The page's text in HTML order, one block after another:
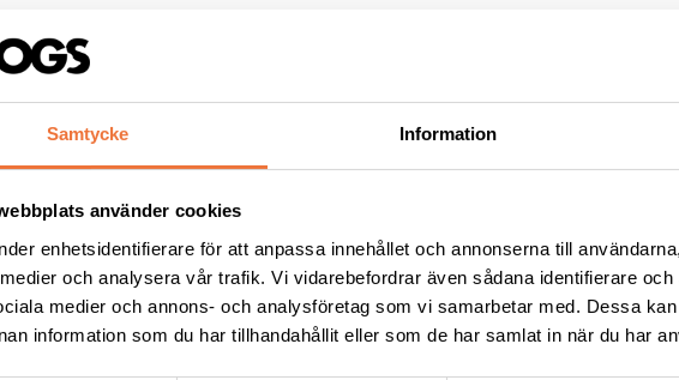
Samtycke Information
använder cookies
enhetsidentifierare för att anpassa innehållet och annonserna till
och analysera vår trafik. Vi vidarebefordrar även sådana identifierare
medier och annons- och analysföretag som vi samarbetar med. Dessa
information som du har tillhandahållit eller som de har samlat in när du har